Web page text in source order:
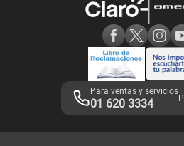
Adquirientes iPhone 6, 6S y SE
Mensaje de Seguridad
Términos y Condiciones de Tienda
Libro de Reclamaciones
Legales de marketplace
Para ventas y servicios
01 620 3334